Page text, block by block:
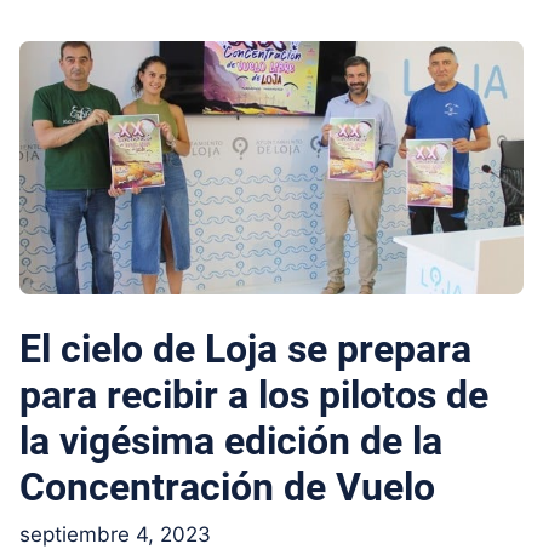
El cielo de Loja se prepara
para recibir a los pilotos de
la vigésima edición de la
Concentración de Vuelo
septiembre 4, 2023